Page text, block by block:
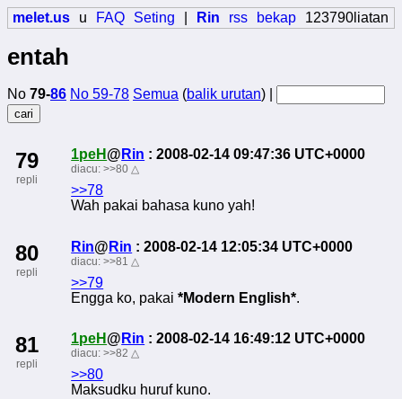
melet.us u FAQ Seting Rin rss bekap 123790liatan
entah
No 79-86 No 59-78 Semua (balik urutan) |
79
repli
1peH @ Rin : 2008-02-14 09:47:36 UTC+0000
diacu:>>80 △
>>78
Wah pakai bahasa kuno yah!
80
repli
Rin@ Rin : 2008-02-14 12:05:34 UTC+0000
diacu:>>81 △
>>79
Engga ko, pakai*Modern English*.
81
repli
1peH @ Rin : 2008-02-14 16:49:12 UTC+0000
diacu:>>82 △
>>80
Maksudku huruf kuno.